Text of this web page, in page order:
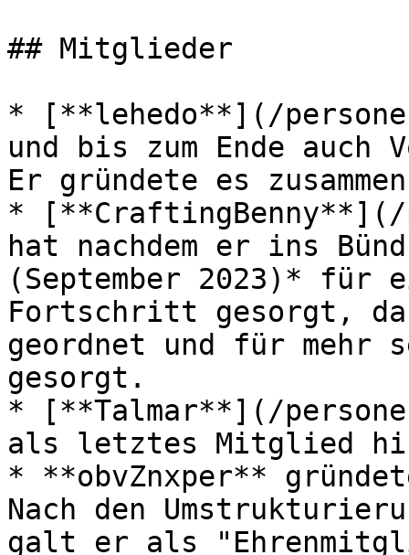
## Mitglieder
* [**lehedo**](/
und bis zum Ende auch
Er gründete es
* [**CraftingBenny**](/
hat nachdem er ins
(September 2023)* für
Fortschritt gesorgt,
geordnet und für mehr
gesorgt.
* [**Talmar**](/
als letztes Mitglied
* **obvZnxper**
Nach den
galt er als